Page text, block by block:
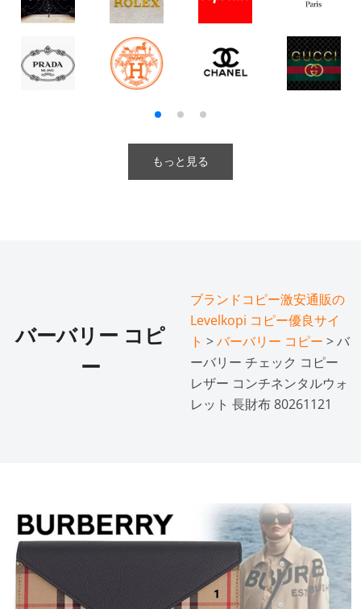
もっと見る
バーバリー コピ
ー
ブランドコピー激安通販の
Levelkopi コピー優良サイ
ト >バーバリー コピー > バ
ーバリー チェック コピー
レザー コンチネンタルウォ
レット 長財布 80261121